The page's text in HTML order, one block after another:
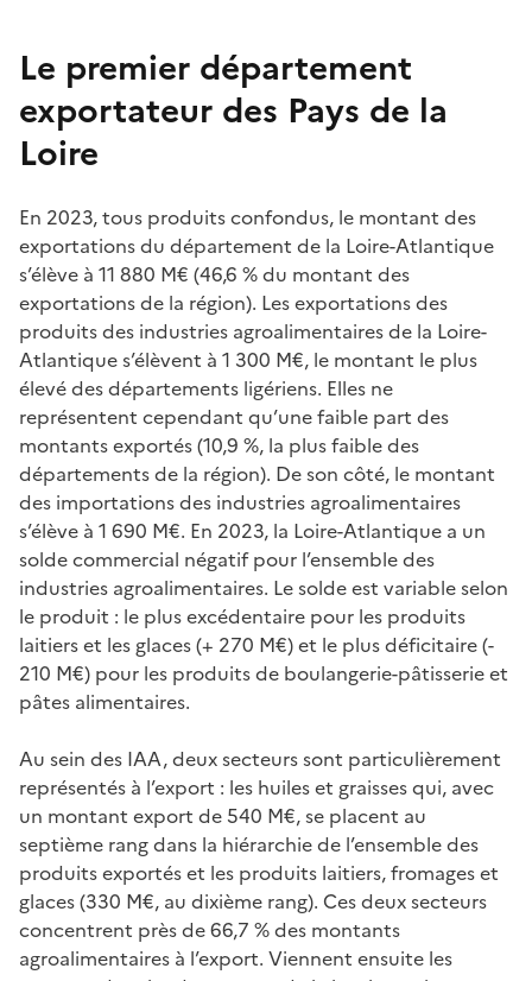
Le premier département
exportateur des Pays de la
Loire
En 2023, tous produits confondus, le montant des
exportations du département de la Loire-Atlantique
s’élève à 11 880 M€ (46,6 % du montant des
exportations de la région). Les exportations des
produits des industries agroalimentaires de la Loire-
Atlantique s’élèvent à 1 300 M€, le montant le plus
élevé des départements ligériens. Elles ne
représentent cependant qu’une faible part des
montants exportés (10,9 %, la plus faible des
départements de la région). De son côté, le montant
des importations des industries agroalimentaires
s’élève à 1 690 M€. En 2023, la Loire-Atlantique a un
solde commercial négatif pour l’ensemble des
industries agroalimentaires. Le solde est variable selon
le produit : le plus excédentaire pour les produits
laitiers et les glaces (+ 270 M€) et le plus déficitaire (-
210 M€) pour les produits de boulangerie-pâtisserie et
pâtes alimentaires.
Au sein des IAA, deux secteurs sont particulièrement
représentés à l’export : les huiles et graisses qui, avec
un montant export de 540 M€, se placent au
septième rang dans la hiérarchie de l’ensemble des
produits exportés et les produits laitiers, fromages et
glaces (330 M€, au dixième rang). Ces deux secteurs
concentrent près de 66,7 % des montants
agroalimentaires à l’export. Viennent ensuite les